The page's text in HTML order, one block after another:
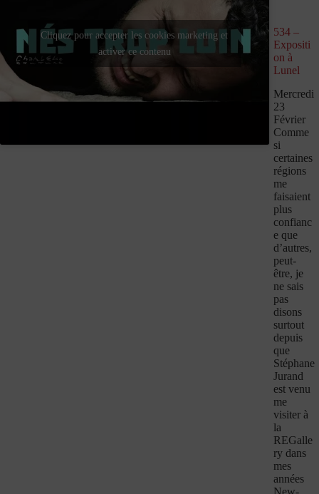
Cliquez pour accepter les cookies marketing et
activer ce contenu
534 –
Expositi
on à
Lunel
Mercredi
23
Février
Comme
si
certaines
régions
me
faisaient
plus
confianc
e que
d’autres,
peut-
être, je
ne sais
pas
disons
surtout
depuis
que
Stéphane
Jurand
est venu
me
visiter à
la
REGalle
ry dans
mes
années
New-